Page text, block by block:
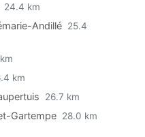
24.4 km
Andillé 25.4
km
26.7 km
Gartempe 28.0 km